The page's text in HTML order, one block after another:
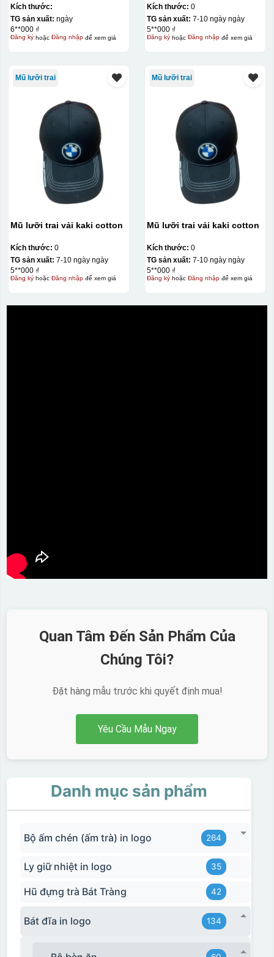
Chén sau khi được dán xong (chưa nung)
nung ở nhiệt độ 700-800 độ CDeacl có 1 nền màu
vàng, khi in ở nhiệt cao, nền đó sẽ cháy và biến mất để
lại mực in logo dính chết lên gốm sứ [gallery link="file"
size="full" ids="29792,29791,29790"]
Kích thước:
TG sản xuất: ngày
6**000 ₫
Đăng kýhoặc Đăng nhậpđể xem giá
Kích thước: 0
TG sản xuất: 7-10 ngày ngày
5**000 ₫
Đăng kýhoặc Đăng nhậpđể xem giá
Mũ lưỡi trai
Mũ lưỡi trai vải kaki cotton
Kích thước: 0
TG sản xuất: 7-10 ngày ngày
5**000 ₫
Đăng kýhoặc Đăng nhậpđể xem giá
Mũ lưỡi trai
Mũ lưỡi trai vải kaki cotton
Kích thước: 0
TG sản xuất: 7-10 ngày ngày
5**000 ₫
Đăng kýhoặc Đăng nhậpđể xem giá
Quan Tâm Đến Sản Phẩm Của
Chúng Tôi?
Đặt hàng mẫu trước khi quyết định mua!
Yêu Cầu Mẫu Ngay
Danh mục sản phẩm
Bộ ấm chén (ấm trà) in logo 264
Ly giữ nhiệt in logo 35
Hũ đựng trà Bát Tràng 42
Bát đĩa in logo 134